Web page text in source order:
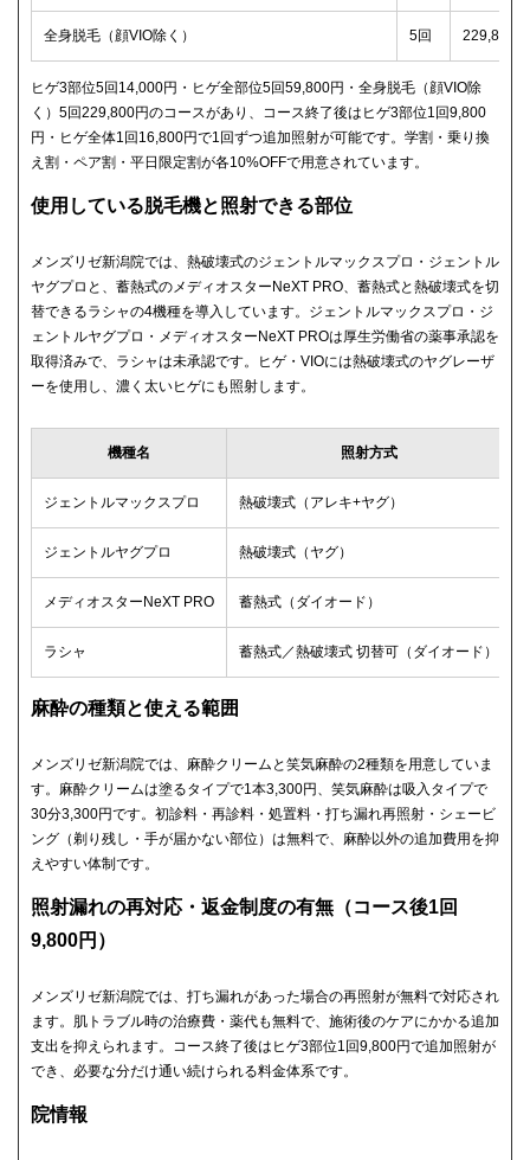
全身脱毛（顔VIO除く） 5回 229,800
ヒゲ3部位5回14,000円・ヒゲ全部位5回59,800円・全身脱毛（顔VIO除
く）5回229,800円のコースがあり、コース終了後はヒゲ3部位1回9,800
円・ヒゲ全体1回16,800円で1回ずつ追加照射が可能です。学割・乗り換
え割・ペア割・平日限定割が各10%OFFで用意されています。
使用している脱毛機と照射できる部位
メンズリゼ新潟院では、熱破壊式のジェントルマックスプロ・ジェントル
ヤグプロと、蓄熱式のメディオスターNeXT PRO、蓄熱式と熱破壊式を切
替できるラシャの4機種を導入しています。ジェントルマックスプロ・ジ
ェントルヤグプロ・メディオスターNeXT PROは厚生労働省の薬事承認を
取得済みで、ラシャは未承認です。ヒゲ・VIOには熱破壊式のヤグレーザ
ーを使用し、濃く太いヒゲにも照射します。
機種名 照射方式
ジェントルマックスプロ 熱破壊式（アレキ+ヤグ）
ジェントルヤグプロ 熱破壊式（ヤグ）
メディオスターNeXT PRO 蓄熱式（ダイオード）
ラシャ 蓄熱式／熱破壊式 切替可（ダイオード）
麻酔の種類と使える範囲
メンズリゼ新潟院では、麻酔クリームと笑気麻酔の2種類を用意していま
す。麻酔クリームは塗るタイプで1本3,300円、笑気麻酔は吸入タイプで
30分3,300円です。初診料・再診料・処置料・打ち漏れ再照射・シェービ
ング（剃り残し・手が届かない部位）は無料で、麻酔以外の追加費用を抑
えやすい体制です。
照射漏れの再対応・返金制度の有無（コース後1回
9,800円）
メンズリゼ新潟院では、打ち漏れがあった場合の再照射が無料で対応され
ます。肌トラブル時の治療費・薬代も無料で、施術後のケアにかかる追加
支出を抑えられます。コース終了後はヒゲ3部位1回9,800円で追加照射が
でき、必要な分だけ通い続けられる料金体系です。
院情報